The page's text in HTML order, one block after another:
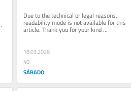
Due to the technical or legal reasons,
readability mode is not available for this
article. Thank you for your kind
understanding.
18.03.2026
40
SÁBADO